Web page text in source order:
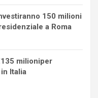
150 milioni
a Roma
milioniper
Italia